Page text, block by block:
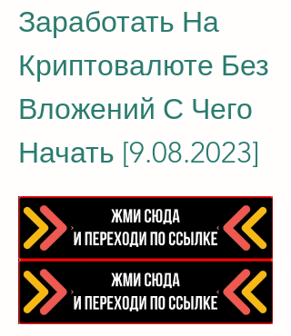
Заработать На
Криптовалюте Без
Вложений С Чего
Начать [9.08.2023]